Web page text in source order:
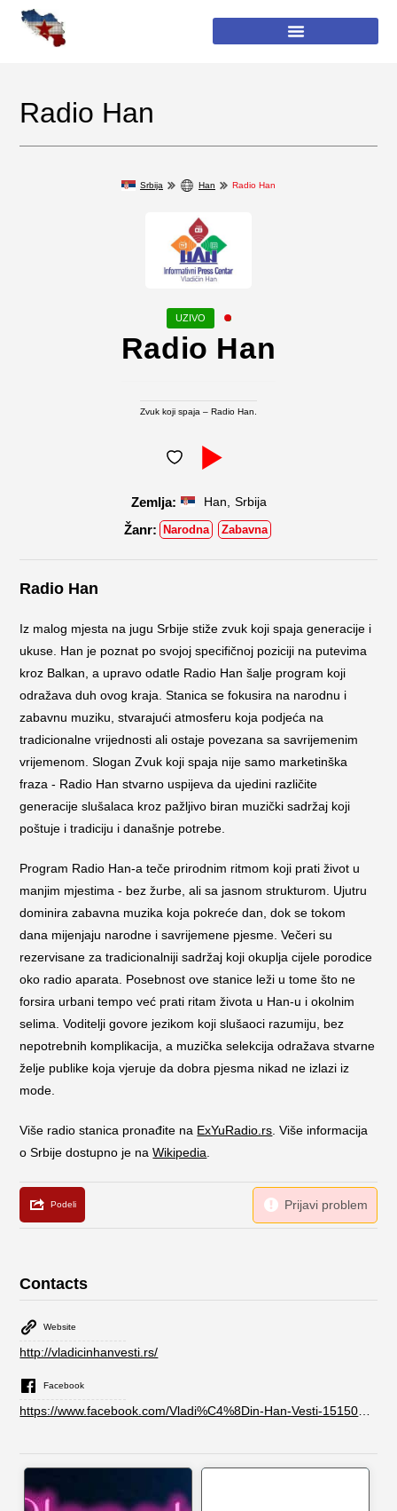
Radio Han
Srbija Han Radio Han
Radio Han
Zvuk koji spaja – Radio Han.
Han Srbija
Narodna Zabavna
Radio Han
Iz malog mjesta na jugu Srbije stiže zvuk koji spaja generacije i
ukuse. Han je poznat po svojoj specifičnoj poziciji na putevima
kroz Balkan, a upravo odatle Radio Han šalje program koji
odražava duh ovog kraja. Stanica se fokusira na narodnu i
zabavnu muziku, stvarajući atmosferu koja podjeća na
tradicionalne vrijednosti ali ostaje povezana sa savrijemenim
vrijemenom. Slogan Zvuk koji spaja nije samo marketinška
fraza - Radio Han stvarno uspijeva da ujedini različite
generacije slušalaca kroz pažljivo biran muzički sadržaj koji
poštuje i tradiciju i današnje potrebe.
Program Radio Han-a teče prirodnim ritmom koji prati život u
manjim mjestima - bez žurbe, ali sa jasnom strukturom. Ujutru
dominira zabavna muzika koja pokreće dan, dok se tokom
dana mijenjaju narodne i savrijemene pjesme. Večeri su
rezervisane za tradicionalniji sadržaj koji okuplja cijele porodice
oko radio aparata. Posebnost ove stanice leži u tome što ne
forsira urbani tempo već prati ritam života u Han-u i okolnim
selima. Voditelji govore jezikom koji slušaoci razumiju, bez
nepotrebnih komplikacija, a muzička selekcija odražava stvarne
želje publike koja vjeruje da dobra pjesma nikad ne izlazi iz
mode.
Više radio stanica pronađite na ExYuRadio.rs . Više informacija
o Srbije dostupno je naWikipedia
Contacts
Website
http://vladicinhanvesti.rs/
Facebook